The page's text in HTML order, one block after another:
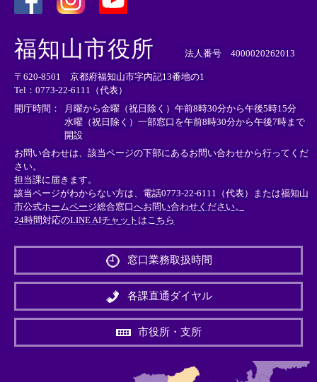
外
部
リ
ン
ク
＞
外
リ
ン
ク
＞
外
部
ン
ク
＞
福知山市役所 法人番号 4000020262013
〒620-8501 京都府福知山市字内記13番地の1
Tel：0773-22-6111（代表）
開庁時間：
月曜から金曜（祝日除く）午前8時30分から午後5時15分
水曜（祝日除く）一部窓口を午前8時30分から午後7時まで
開設
お問い合わせは、該当ページの下部にあるお問い合わせから行ってくだ
さい。
担当課に届きます。
該当ページがわからない方は、電話0773-22-6111（代表）または福知山
市公式ホームページ総合窓口へお問い合わせください。
24時間対応のLINE AIチャットはこちら
外
リ
ン
＞
窓口業務取扱時間
各課直通ダイヤル
市役所・支所